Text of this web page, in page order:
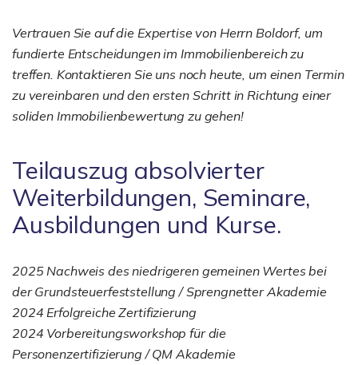
Vertrauen Sie auf die Expertise von Herrn Boldorf, um
fundierte Entscheidungen im Immobilienbereich zu
treffen. Kontaktieren Sie uns noch heute, um einen Termin
zu vereinbaren und den ersten Schritt in Richtung einer
soliden Immobilienbewertung zu gehen!
Teilauszug absolvierter
Weiterbildungen, Seminare,
Ausbildungen und Kurse.
2025 Nachweis des niedrigeren gemeinen Wertes bei
der Grundsteuerfeststellung / Sprengnetter Akademie
2024 Erfolgreiche Zertifizierung
2024 Vorbereitungsworkshop für die
Personenzertifizierung / QM Akademie